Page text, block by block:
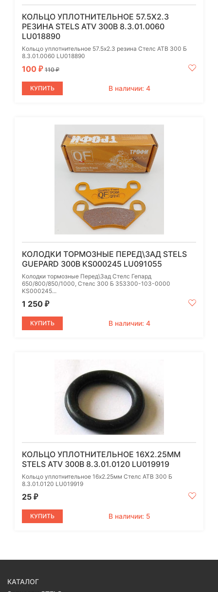
КОЛЬЦО УПЛОТНИТЕЛЬНОЕ 57.5Х2.3
РЕЗИНА STELS ATV 300B 8.3.01.0060
LU018890
Кольцо уплотнительное 57.5х2.3 резина Стелс АТВ 300 Б
8.3.01.0060 LU018890
100 ₽ 110₽
КУПИТЬ В наличии: 4
КОЛОДКИ ТОРМОЗНЫЕ ПЕРЕД\ЗАД STELS
GUEPARD 300B KS000245 LU091055
Колодки тормозные Перед\Зад Стелс Гепард
650/800/850/1000, Стелс 300 Б 353300-103-0000
KS000245...
1 250 ₽
КУПИТЬ В наличии: 4
КОЛЬЦО УПЛОТНИТЕЛЬНОЕ 16X2.25ММ
STELS ATV 300B 8.3.01.0120 LU019919
Кольцо уплотнительное 16x2.25мм Стелс АТВ 300 Б
8.3.01.0120 LU019919
25 ₽
КУПИТЬ В наличии: 5
КАТАЛОГ